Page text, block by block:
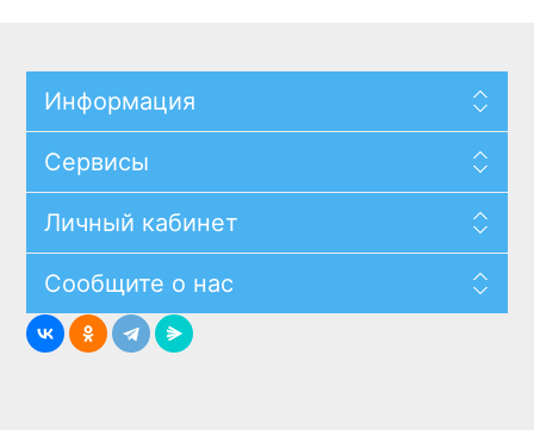
Информация
Сервисы
Личный кабинет
Сообщите о нас